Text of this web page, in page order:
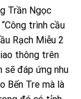
Trần Ngọc
trình cầu
Rạch Miễu 2
thông trên
sẽ đáp ứng nhu
Bến Tre mà là